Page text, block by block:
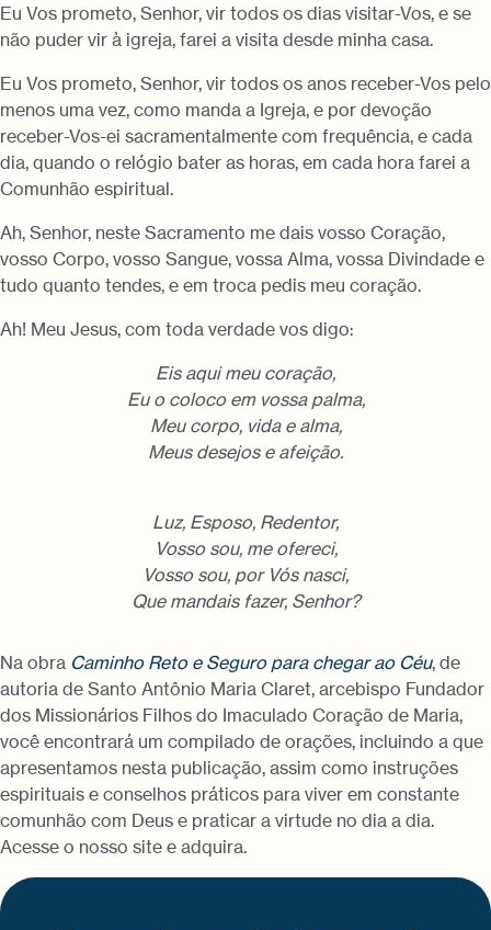
Eu Vos prometo, Senhor, vir todos os dias visitar-Vos, e se
não puder vir à igreja, farei a visita desde minha casa.
Eu Vos prometo, Senhor, vir todos os anos receber-Vos pelo
menos uma vez, como manda a Igreja, e por devoção
receber-Vos-ei sacramentalmente com frequência, e cada
dia, quando o relógio bater as horas, em cada hora farei a
Comunhão espiritual.
Ah, Senhor, neste Sacramento me dais vosso Coração,
vosso Corpo, vosso Sangue, vossa Alma, vossa Divindade e
tudo quanto tendes, e em troca pedis meu coração.
Ah! Meu Jesus, com toda verdade vos digo:
Eis aqui meu coração,
Eu o coloco em vossa palma,
Meu corpo, vida e alma,
Meus desejos e afeição.
Luz, Esposo, Redentor,
Vosso sou, me ofereci,
Vosso sou, por Vós nasci,
Que mandais fazer, Senhor?
Na obra Caminho Reto e Seguro para chegar ao Céu, de
autoria de Santo Antônio Maria Claret, arcebispo Fundador
dos Missionários Filhos do Imaculado Coração de Maria,
você encontrará um compilado de orações, incluindo a que
apresentamos nesta publicação, assim como instruções
espirituais e conselhos práticos para viver em constante
comunhão com Deus e praticar a virtude no dia a dia.
Acesse o nosso site e adquira.